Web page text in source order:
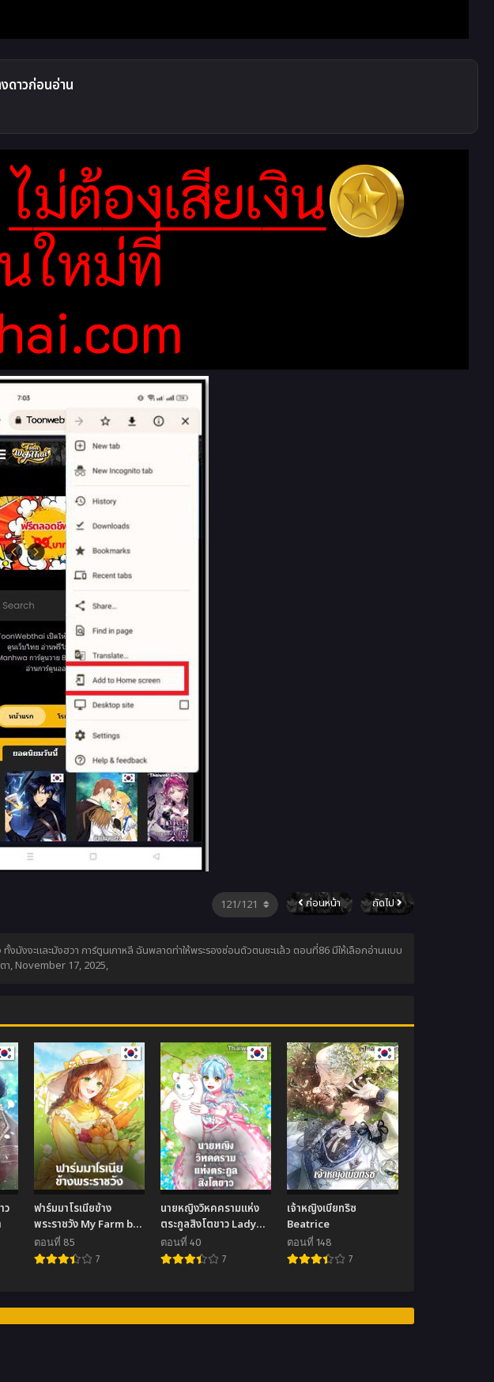
ดาวก่อนอ่าน
ก่อนหน้า ถัดไป
งงะและมังฮวา การ์ตูนเกาหลี ฉันพลาดท่าให้พระรองซ่อนตัวตนซะแล้ว ตอนที่86 มีให้เลือกอ่านแบบ
า, November 17, 2025,
ว
ฟาร์มมาโรเนียข้าง
พระราชวัง My Farm by
the Palace
ตอนที่ 85
7
นายหญิงวิหคครามแห่ง
ตระกูลสิงโตขาว Lady
Blue Bird of the
White Lion Family
ตอนที่ 40
7
เจ้าหญิงเบียทริซ
Beatrice
ตอนที่ 148
7